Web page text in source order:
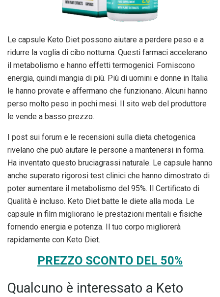
Le capsule Keto Diet possono aiutare a perdere peso e a
ridurre la voglia di cibo notturna. Questi farmaci accelerano
il metabolismo e hanno effetti termogenici. Forniscono
energia, quindi mangia di più. Più di uomini e donne in Italia
le hanno provate e affermano che funzionano. Alcuni hanno
perso molto peso in pochi mesi. Il sito web del produttore
le vende a basso prezzo.
I post sui forum e le recensioni sulla dieta chetogenica
rivelano che può aiutare le persone a mantenersi in forma.
Ha inventato questo bruciagrassi naturale. Le capsule hanno
anche superato rigorosi test clinici che hanno dimostrato di
poter aumentare il metabolismo del 95%. Il Certificato di
Qualità è incluso. Keto Diet batte le diete alla moda. Le
capsule in film migliorano le prestazioni mentali e fisiche
fornendo energia e potenza. Il tuo corpo migliorerà
rapidamente con Keto Diet.
PREZZO SCONTO DEL 50%
Qualcuno è interessato a Keto